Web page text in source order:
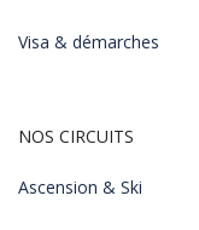
Visa & démarches
NOS CIRCUITS
Ascension & Ski